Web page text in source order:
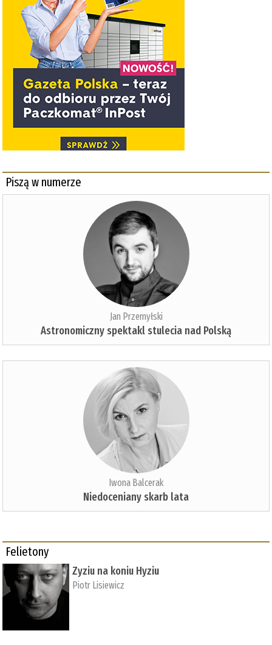
Piszą w numerze
Jan Przemyłski
Astronomiczny spektakl stulecia nad Polską
Iwona Balcerak
Niedoceniany skarb lata
Felietony
Zyziu na koniu Hyziu
Piotr Lisiewicz